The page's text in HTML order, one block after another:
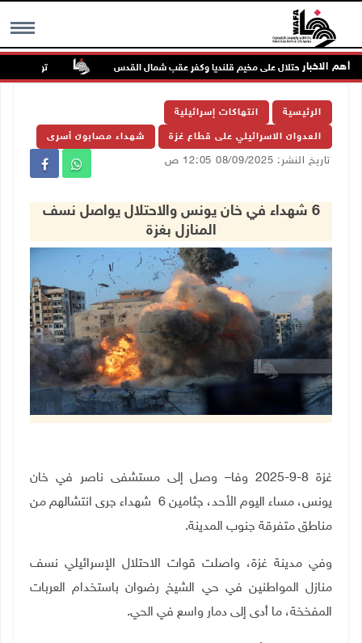
MENU أهم الاخبار تواصل
الرئيسية انتهاكات إسرائيلية
العدوان الاسرائيلي على قطاع غزة شهداء مصابون أسرى
تاريخ النشر: 08/09/2025 12:05 ص
6 شهداء في خان يونس والاحتلال يواصل نسف
المنازل بغزة
غزة 8-9-2025 وفا– وصل إلى مستشفى ناصر في خان
يونس، مساء اليوم الأحد، جثامين 6
شهداء جرى انتشالهم من
مناطق متفرقة جنوب المدينة.
وفي مدينة غزة، واصلت قوات الاحتلال الإسرائيلي نسف
منازل المواطنين في حي الشيخ رضوان باستخدام العربات
المفخخة، ما أدى إلى دمار واسع في الحي.